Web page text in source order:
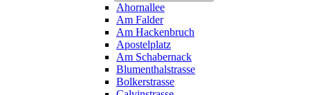
Ahornallee
Am Falder
Am Hackenbruch
Apostelplatz
Am Schabernack
Blumenthalstrasse
Bolkerstrasse